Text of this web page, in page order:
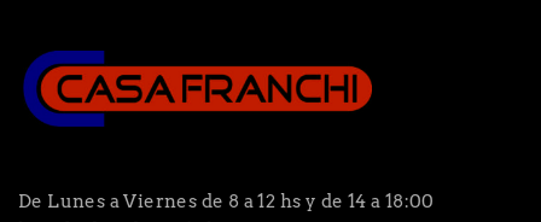
De Lunes a Viernes de 8 a 12 hs y de 14 a 18:00